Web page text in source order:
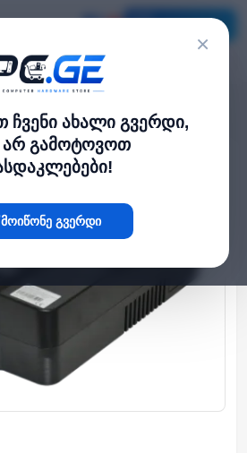
×
ჩვენი ახალი გვერდი,
გამოტოვოთ
მოიწონე გვერდი
- 600VA/360W, ეკრანით, KSTAR